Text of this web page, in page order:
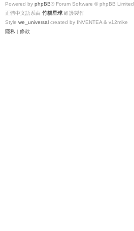
Powered by phpBB® Forum Software © phpBB Limited
正體中文語系由 竹貓星球 維護製作
Style we_universal created by INVENTEA & v12mike
隱私 | 條款